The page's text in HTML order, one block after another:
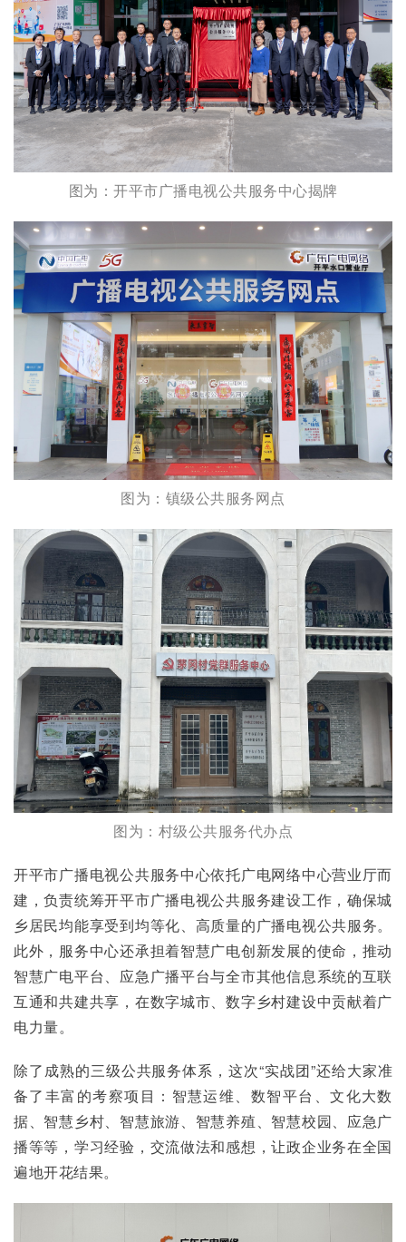
图为：开平市广播电视公共服务中心揭牌
图为：镇级公共服务网点
图为：村级公共服务代办点
开平市广播电视公共服务中心依托广电网络中心营业厅而
建，负责统筹开平市广播电视公共服务建设工作，确保城
乡居民均能享受到均等化、高质量的广播电视公共服务。
此外，服务中心还承担着智慧广电创新发展的使命，推动
智慧广电平台、应急广播平台与全市其他信息系统的互联
互通和共建共享，在数字城市、数字乡村建设中贡献着广
电力量。
除了成熟的三级公共服务体系，这次“实战团”还给大家准
备了丰富的考察项目：智慧运维、数智平台、文化大数
据、智慧乡村、智慧旅游、智慧养殖、智慧校园、应急广
播等等，学习经验，交流做法和感想，让政企业务在全国
遍地开花结果。